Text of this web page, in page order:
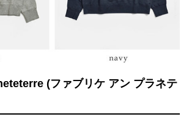
(ファブリケ アン プラネテ